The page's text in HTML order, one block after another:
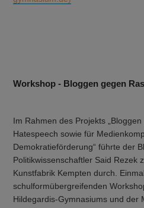
Workshop - Bloggen gegen
Im Rahmen des Projekts
Hatespeech sowie für
Demokratieförderung“ führte der
Politikwissenschaftler Said Rezek
Kunstfabrik Kempten durch.
schulformübergreifenden
Hildegardis-Gymnasiums und der